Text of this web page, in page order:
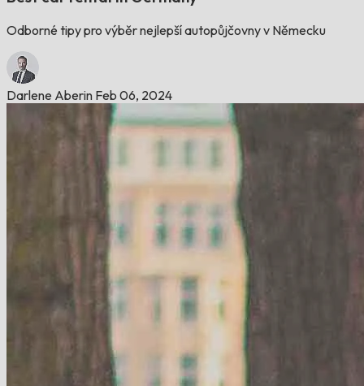
Odborné tipy pro výběr nejlepší autopůjčovny v Německu
Darlene Aberin Feb 06, 2024